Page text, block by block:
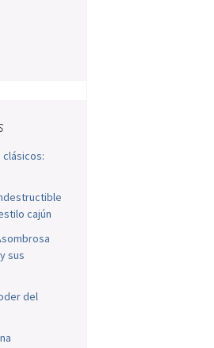
clásicos:
cajún
sus
del